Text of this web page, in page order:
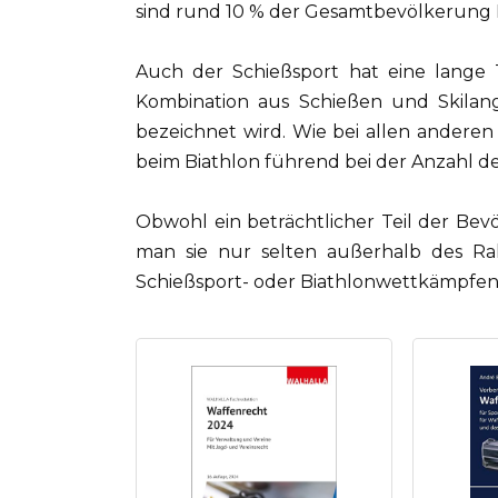
sind rund 10 % der Gesamtbevölkerung
Auch der Schießsport hat eine
Kombination aus Schießen und
bezeichnet wird. Wie bei allen
beim Biathlon führend bei der Anzahl
Obwohl ein beträchtlicher Teil der
man sie nur selten außerhalb des
Schießsport- oder